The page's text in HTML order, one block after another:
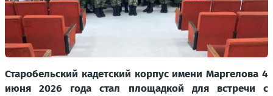
Старобельский кадетский корпус имени Маргелова 4
июня 2026 года стал площадкой для встречи с